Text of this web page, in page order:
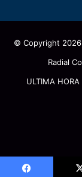
© Copyright
Radial
ULTIMA HORA